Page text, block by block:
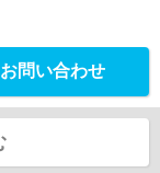
お問い合わせ